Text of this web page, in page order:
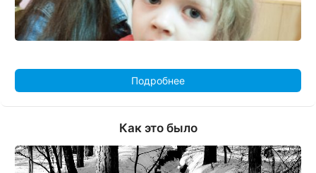
Подробнее
Как это было